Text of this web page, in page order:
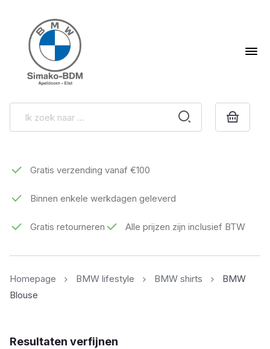
Gratis verzending vanaf €100
Binnen enkele werkdagen geleverd
Gratis retourneren Alle prijzen zijn inclusief BTW
Homepage BMW lifestyle BMW shirts
BMW
Blouse
Resultaten verfijnen